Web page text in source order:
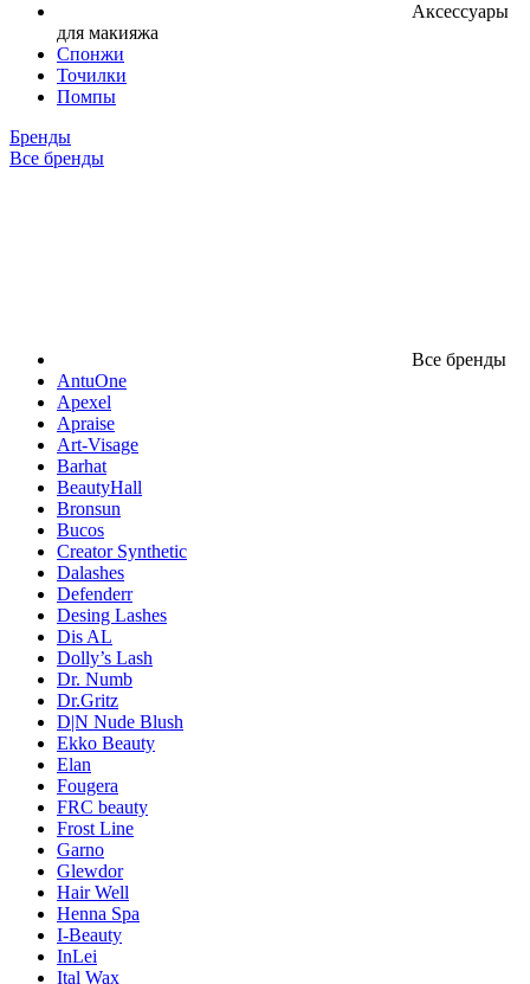
Аксессуары
для макияжа
Спонжи
Точилки
Помпы
Бренды
Все бренды
Все бренды
AntuOne
Apexel
Apraise
Art-Visage
Barhat
BeautyHall
Bronsun
Bucos
Creator Synthetic
Dalashes
Defenderr
Desing Lashes
Dis AL
Dolly’s Lash
Dr. Numb
Dr.Gritz
D|N Nude Blush
Ekko Beauty
Elan
Fougera
FRC beauty
Frost Line
Garno
Glewdor
Hair Well
Henna Spa
I-Beauty
InLei
Ital Wax